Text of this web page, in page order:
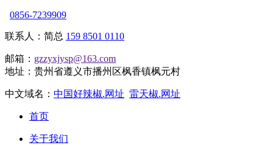
0856-7239909
联系人：简总 159 8501 0110
邮箱： gzzyxjysp@163.com
地址：贵州省遵义市播州区枫香镇枫元村
中文域名： 中国好辣椒.网址 雷天椒.网址
首页
关于我们